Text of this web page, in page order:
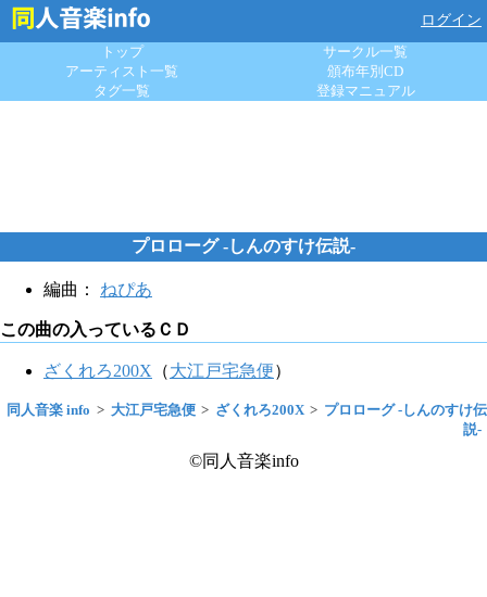
ログイン
トップ
サークル一覧
アーティスト一覧
頒布年別CD
タグ一覧
登録マニュアル
プロローグ -しんのすけ伝説-
編曲： ねぴあ
この曲の入っているＣＤ
ざくれろ200X （大江戸宅急便）
同人音楽 info 大江戸宅急便 ざくれろ200X
プロローグ -しんのすけ伝
説-
©同人音楽info